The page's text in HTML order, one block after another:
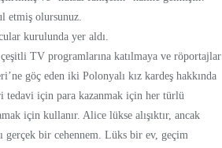
etmiş olursunuz.
kurulunda yer aldı.
TV programlarına katılmaya ve röportajlar
göç eden iki Polonyalı kız kardeş hakkında
tedavi için para kazanmak için her türlü
için kullanır. Alice lükse alışıktır, ancak
gerçek bir cehennem. Lüks bir ev, geçim